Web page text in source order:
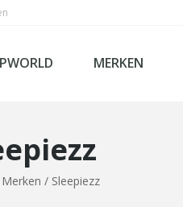
MERKEN
/ Sleepiezz